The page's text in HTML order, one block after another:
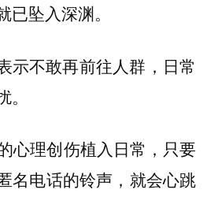
坠入深渊。
示不敢再前往人群，日常
心理创伤植入日常，只要
名电话的铃声，就会心跳